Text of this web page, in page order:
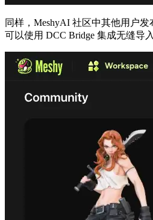
同样， MeshyAI 社区中其他用户发
可以使用 DCC Bridge 集成无缝导入